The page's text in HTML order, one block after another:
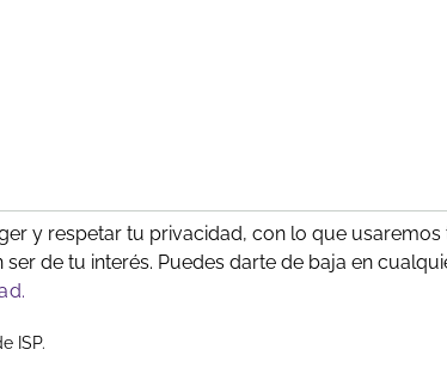
y respetar tu privacidad, con lo que
de tu interés. Puedes darte de baja en
ISP.